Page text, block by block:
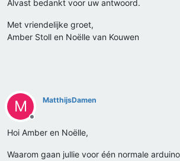
Alvast bedankt voor uw antwoord.
Met vriendelijke groet,
Amber Stoll en Noëlle van Kouwen
M
Offline
MatthijsDamen
Hoi Amber en Noëlle,
Waarom gaan jullie voor één normale